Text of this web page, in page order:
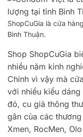
ShopCuGia là cửa
Bình Thuận.
Shop ShopCuGia
nhiều năm kinh
Chính vì vậy mà
với nhiều kiểu
đó, cu giả thông
gân của các
Xmen, RocMen,